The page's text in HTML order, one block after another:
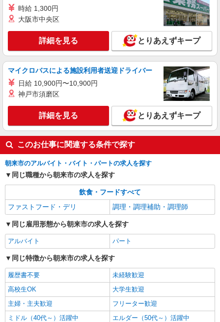
時給 1,300円
大阪市中央区
詳細を見る とりあえずキープ
マイクロバスによる施設利用者送迎ドライバー
日給 10,900円〜10,900円
神戸市須磨区
詳細を見る とりあえずキープ
このお仕事に関連する条件で探す
朝来市のアルバイト・バイト・パートの求人を探す
同じ職種から朝来市の求人を探す
飲食・フードすべて
ファストフード・デリ
調理・調理補助・調理師
同じ雇用形態から朝来市の求人を探す
アルバイト パート
同じ特徴から朝来市の求人を探す
履歴書不要
未経験歓迎
高校生OK
大学生歓迎
主婦・主夫歓迎
フリーター歓迎
ミドル（40代～）活躍中
エルダー（50代～）活躍中